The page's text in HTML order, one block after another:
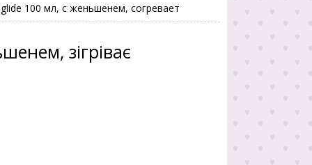
100 мл, с женьшенем, согревает
зігріває